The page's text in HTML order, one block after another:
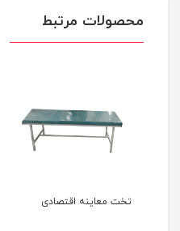
محصولات مرتبط
تخت معاینه اقتصادی